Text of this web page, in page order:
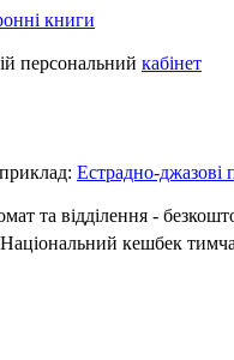
книги
персональний кабінет
Естрадно-джазові
та відділення -
кешбек